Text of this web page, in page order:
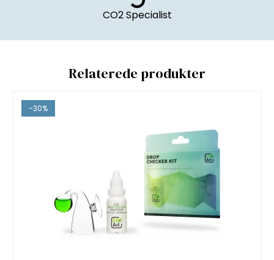
CO2 Specialist
Relaterede produkter
-30%